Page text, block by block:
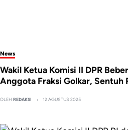
News
Wakil Ketua Komisi II DPR
Anggota Fraksi Golkar, Sentuh
OLEHREDAKSI 12 AGUSTUS 2025